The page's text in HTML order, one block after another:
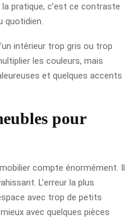
pratique, c’est ce contraste
quotidien.
intérieur trop gris ou trop
les couleurs, mais
et quelques accents
pour
compte énormément. Il
L’erreur la plus
avec trop de petits
avec quelques pièces